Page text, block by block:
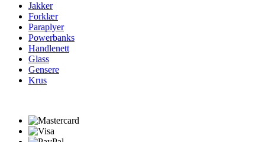
Jakker
Forklær
Paraplyer
Powerbanks
Handlenett
Glass
Gensere
Krus